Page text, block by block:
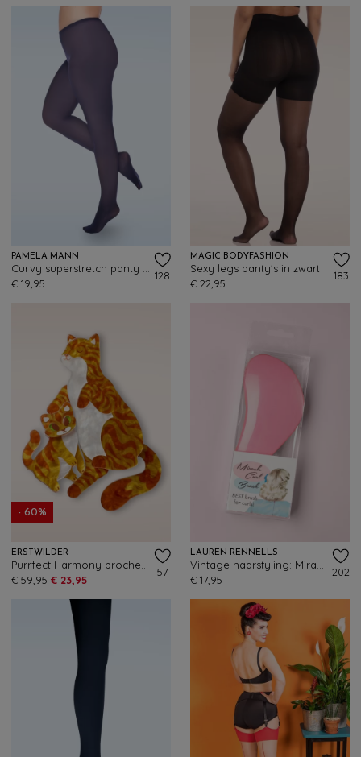
PAMELA MANN
€ 19,95
128
MAGIC BODYFASHION
Sexy legs panty's in zwart
€ 22,95
183
- 60%
ERSTWILDER
€ 59,95 € 23,95
57
LAUREN RENNELLS
€ 17,95
202